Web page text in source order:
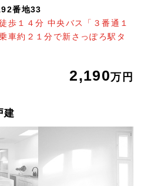
番地33
歩１４分 中央バス「３番通１
車約２１分で新さっぽろ駅タ
2,190万円
建